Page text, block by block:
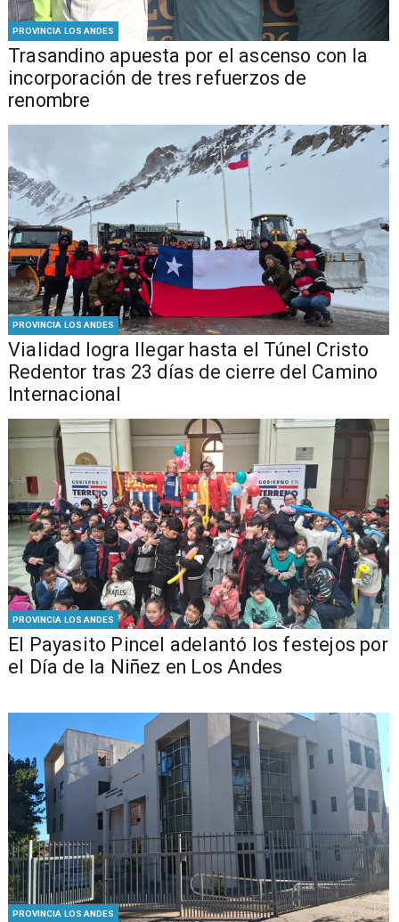
PROVINCIA LOS ANDES
Trasandino apuesta por el ascenso con la
incorporación de tres refuerzos de
renombre
PROVINCIA LOS ANDES
Vialidad logra llegar hasta el Túnel Cristo
Redentor tras 23 días de cierre del Camino
Internacional
PROVINCIA LOS ANDES
El Payasito Pincel adelantó los festejos por
el Día de la Niñez en Los Andes
PROVINCIA LOS ANDES